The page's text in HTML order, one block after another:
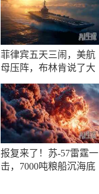
菲律宾五天三闹，美航
母压阵，布林肯说了大
报复来了！苏-57雷霆一
击，7000吨粮船沉海底